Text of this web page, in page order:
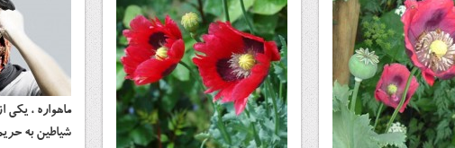
ماهواره ، یکی
شیاطین به